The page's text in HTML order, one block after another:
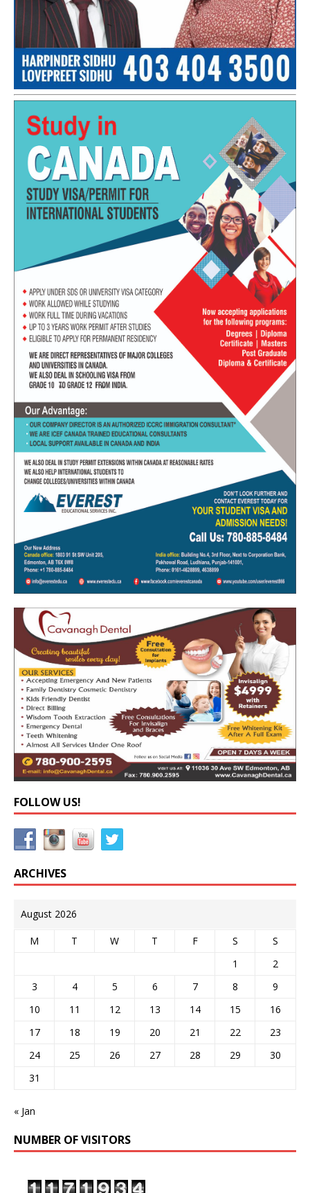
FOLLOW US!
ARCHIVES
August 2026
M T W T F S
S
1
2
3
4 5 6 7 8
9
10
11 12 13 14 15
16
17
18 19 20 21 22
23
24
25 26 27 28 29
30
31
« Jan
NUMBER OF VISITORS